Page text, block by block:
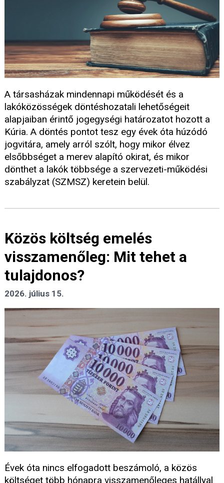
A társasházak mindennapi működését és a
lakóközösségek döntéshozatali lehetőségeit
alapjaiban érintő jogegységi határozatot hozott a
Kúria. A döntés pontot tesz egy évek óta húzódó
jogvitára, amely arról szólt, hogy mikor élvez
elsőbbséget a merev alapító okirat, és mikor
dönthet a lakók többsége a szervezeti-működési
szabályzat (SZMSZ) keretein belül.
Közös költség emelés
visszamenőleg: Mit tehet a
tulajdonos?
2026. július 15.
Évek óta nincs elfogadott beszámoló, a közös
költséget több hónapra visszamenőleges hatállyal